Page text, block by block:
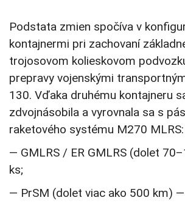
Podstata zmien spočíva v
kontajnermi pri zachovaní
trojosovom kolieskovom
prepravy vojenskými
130. Vďaka druhému kontajneru
zdvojnásobila a vyrovnala sa s
raketového systému M270 MLRS:
— GMLRS / ER GMLRS (dolet
ks;
— PrSM (dolet viac ako 500 km)